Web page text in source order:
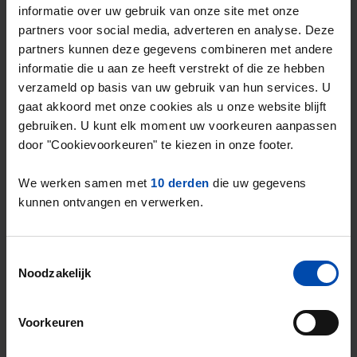
informatie over uw gebruik van onze site met onze
partners voor social media, adverteren en analyse. Deze
partners kunnen deze gegevens combineren met andere
informatie die u aan ze heeft verstrekt of die ze hebben
verzameld op basis van uw gebruik van hun services. U
gaat akkoord met onze cookies als u onze website blijft
gebruiken. U kunt elk moment uw voorkeuren aanpassen
door "Cookievoorkeuren" te kiezen in onze footer.
We werken samen met 10 derden die uw gegevens
kunnen ontvangen en verwerken.
Noodzakelijk
Voorkeuren
Het landelijke gemiddelde in de vrije sector
ligt op€19,34 per m 2.
De gemiddelde huurprijs in de vrije sector in
Utrecht ligt dus26,10% boven het landelijk
gemiddelde.
Deze cijfers zijn gebaseerd op714 objecten
vrije sector.
Dit is eenaanboddaling van 36%
vrije sector ten opzichte van het vorige
* Verschillen in aanbod in de vrije sector zijn sterk
gecorrigeerd.